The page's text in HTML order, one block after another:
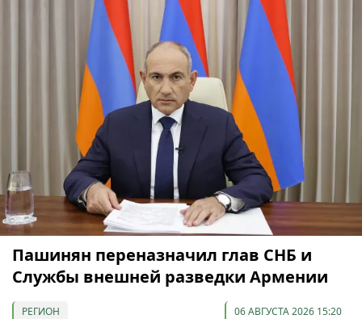
Пашинян переназначил глав СНБ и
Службы внешней разведки Армении
РЕГИОН 06 АВГУСТА 2026 15:20